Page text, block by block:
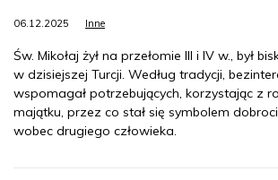
06.12.2025 Inne
Św. Mikołaj żył na przełomie III i IV w., był
w dzisiejszej Turcji. Według tradycji,
wspomagał potrzebujących, korzystając z
majątku, przez co stał się symbolem
wobec drugiego człowieka.